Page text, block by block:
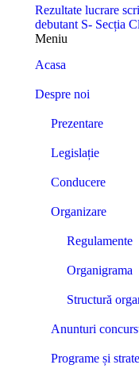
Rezultate lucrare
debutant S- Secția
Meniu
Acasa
Despre noi
Prezentare
Legislație
Conducere
Organizare
Regulamente
Organigrama
Structură
Anunturi
Programe și